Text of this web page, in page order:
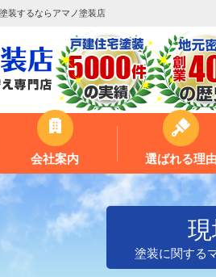
装するならアマノ塗装店
会社案内 選ばれる理由
塗装に関する